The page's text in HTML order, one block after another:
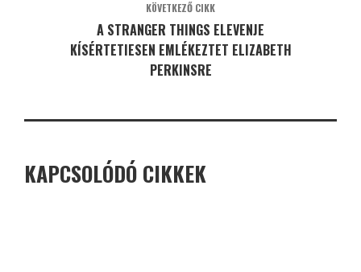
KÖVETKEZŐ CIKK
A STRANGER THINGS ELEVENJE
KÍSÉRTETIESEN EMLÉKEZTET ELIZABETH
PERKINSRE
KAPCSOLÓDÓ CIKKEK